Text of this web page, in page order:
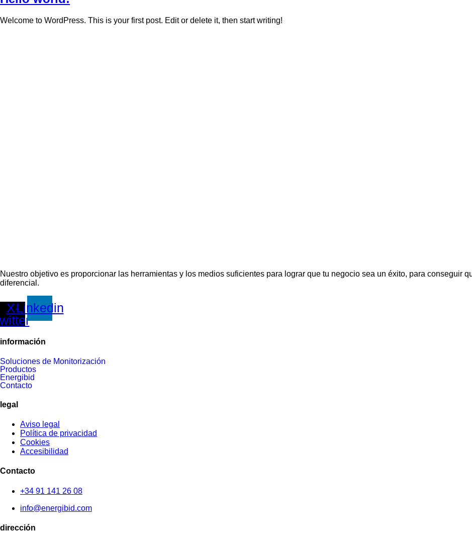
Welcome to WordPress. This is your first post. Edit or delete it, then start writing!
Nuestro objetivo es proporcionar las herramientas y los medios suficientes para lograr que tu negocio sea un éxito, para conseguir
diferencial.
X-Linkedin
información
Soluciones de Monitorización
Productos
Energibid
Contacto
legal
Aviso legal
Política de privacidad
Cookies
Accesibilidad
Contacto
+34 91 141 26 08
info@energibid.com
dirección